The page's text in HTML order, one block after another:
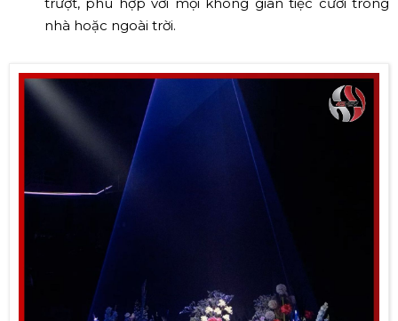
nhà hoặc ngoài trời.